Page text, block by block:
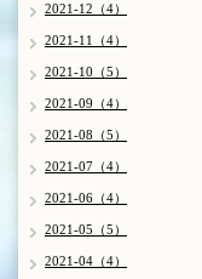
2021-12（4）
2021-11（4）
2021-10（5）
2021-09（4）
2021-08（5）
2021-07（4）
2021-06（4）
2021-05（5）
2021-04（4）